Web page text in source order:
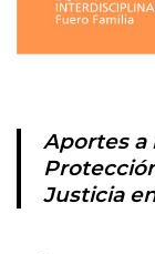
Aportes a
Justicia